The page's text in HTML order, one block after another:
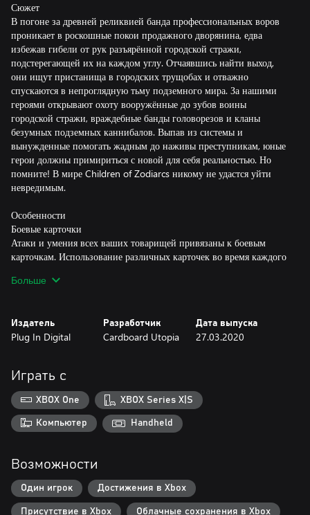
Сюжет
В погоне за древней реликвией банда профессиональных воров
проникает в роскошные покои продажного дворянина, едва
избежав гибели от рук разъярённой городской стражи,
подстерегающей их на каждом углу. Отчаявшись найти выход,
они ищут пристанища в городских трущобах и отважно
спускаются в непроглядную тьму подземного мира. За нашими
героями открывают охоту вооружённые до зубов воины
городской стражи, враждебные банды головорезов и кланы
безумных подземных каннибалов. Выпав из системы и
вынужденные помогать жадным до наживы преступникам, юные
герои должны примириться с новой для себя реальностью. Но
помните! В мире Children of Zodiarcs никому не удастся уйти
невредимым.
Особенности
Боевые карточки
Атаки и умения всех ваших товарищей привязаны к боевым
карточкам. Использование различных карточек во время каждого
получения бонусов. Вместо цифр на них выпадают символы,
которые отвечают за модификаторы атаки, защиты, лечения и
Испытайте Госпожу Удачу
Если хотите внести дополнительные уровни стратегии в Children
of Zodiarcs, комбинируйте кубики в соответствии со своим
стилем игры. Вы можете перебросить до двух кубиков за каждый
ход. Не бойтесь положиться на благосклонность Госпожи Удачи!
Мир, полный ярких персонажей
В ходе игры вы познакомитесь с Нами, которую в детстве
похитили из родного дома; Брайс, вынужденной выживать на
полных опасностей улицах Тора; харизматичным преступным
Больше
Издатель
Plug In Digital
Разработчик
Cardboard Utopia
Дата выпуска
27.03.2020
Играть с
XBOX One XBOX Series X|S
Компьютер Handheld
Возможности
Один игрок Достижения в Xbox
Присутствие в Xbox Облачные сохранения в Xbox